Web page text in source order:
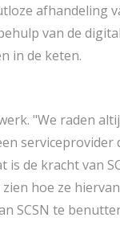
afhandeling
van de
in de keten.
"We raden
serviceprovider
de kracht van
hoe ze
SCSN te